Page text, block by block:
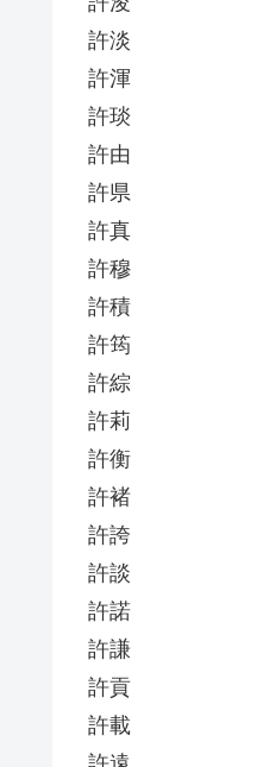
許淡
許渾
許琰
許由
許県
許真
許穆
許積
許筠
許綜
許莉
許衡
許褚
許誇
許談
許諾
許謙
許貢
許載